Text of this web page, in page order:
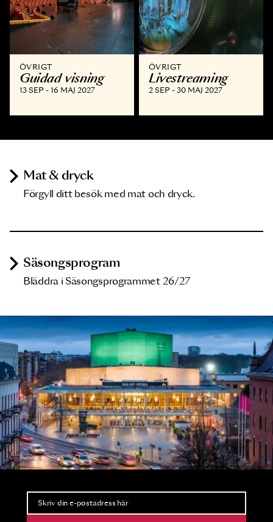
ÖVRIGT
Guidad visning
13 SEP - 16 MAJ 2027
ÖVRIGT
Livestreaming
2 SEP - 30 MAJ 2027
Mat & dryck
Förgyll ditt besök med mat och dryck.
Säsongsprogram
Bläddra i Säsongsprogrammet 26/27
Nyhetsbrev
Ta del av förhandsinformation och biljettsläpp.